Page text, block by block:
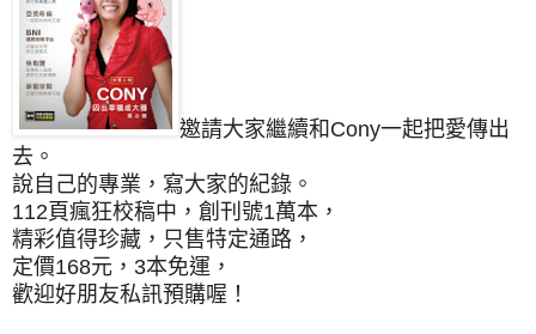
邀請大家繼續和Cony一起把愛傳出
去。
說自己的專業，寫大家的紀錄。
112頁瘋狂校稿中，創刊號1萬本，
精彩值得珍藏，只售特定通路，
定價168元，3本免運，
歡迎好朋友私訊預購喔！